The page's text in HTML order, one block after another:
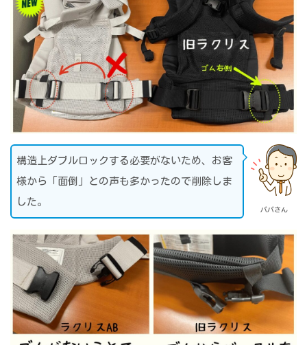
パパさん
構造上ダブルロックする必要がないため、お客
様から「面倒」との声も多かったので削除しま
した。